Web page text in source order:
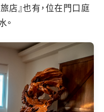
店』也有，位在門口庭
。